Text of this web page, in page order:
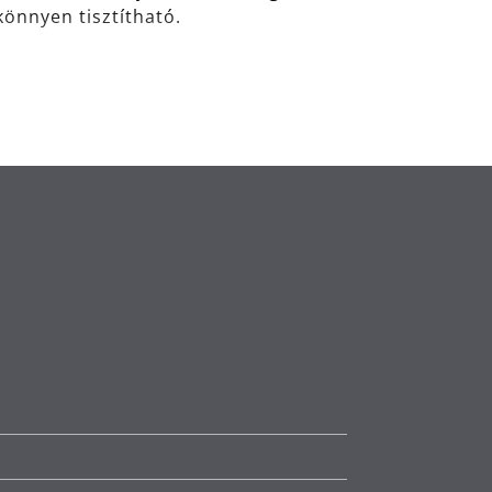
tisztítható.
anyag, amely
nyújt. Egy másik előnye: